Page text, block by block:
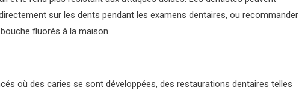
sur les dents pendant les examens dentaires, ou recommander
fluorés à la maison.
où des caries se sont développées, des restaurations dentaires telles